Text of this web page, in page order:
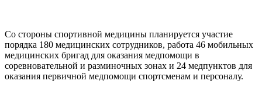
Со стороны спортивной медицины планируется участие
порядка 180 медицинских сотрудников, работа 46 мобильных
медицинских бригад для оказания медпомощи в
соревновательной и разминочных зонах и 24 медпунктов для
оказания первичной медпомощи спортсменам и персоналу.